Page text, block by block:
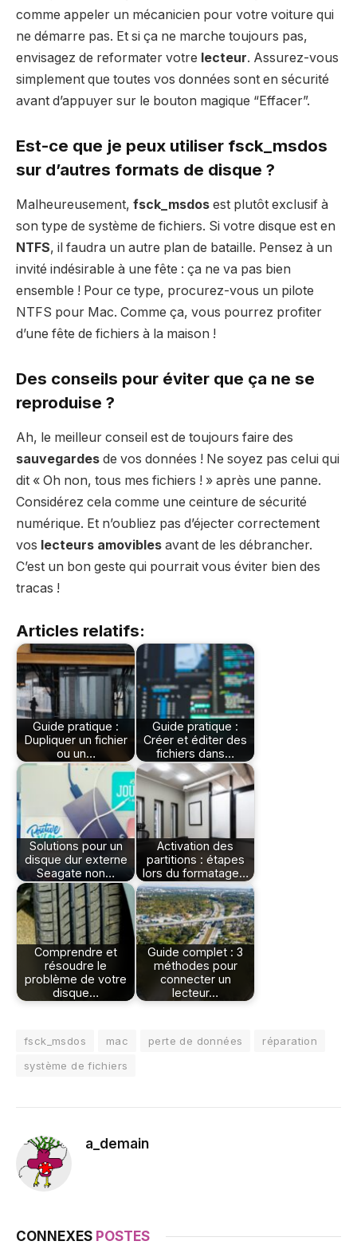
comme appeler un mécanicien pour votre voiture qui
ne démarre pas. Et si ça ne marche toujours pas,
envisagez de reformater votre lecteur. Assurez-vous
simplement que toutes vos données sont en sécurité
avant d’appuyer sur le bouton magique “Effacer”.
Est-ce que je peux utiliser fsck_msdos
sur d’autres formats de disque ?
Malheureusement, fsck_msdos est plutôt exclusif à
son type de système de fichiers. Si votre disque est en
NTFS, il faudra un autre plan de bataille. Pensez à un
invité indésirable à une fête : ça ne va pas bien
ensemble ! Pour ce type, procurez-vous un pilote
NTFS pour Mac. Comme ça, vous pourrez profiter
d’une fête de fichiers à la maison !
Des conseils pour éviter que ça ne se
reproduise ?
Ah, le meilleur conseil est de toujours faire des
sauvegardes de vos données ! Ne soyez pas celui qui
dit « Oh non, tous mes fichiers ! » après une panne.
Considérez cela comme une ceinture de sécurité
numérique. Et n’oubliez pas d’éjecter correctement
vos lecteurs amovibles avant de les débrancher.
C’est un bon geste qui pourrait vous éviter bien des
tracas !
Articles relatifs:
Guide pratique :
Dupliquer un fichier
ou un…
Guide pratique :
Créer et éditer des
fichiers dans…
Solutions pour un
disque dur externe
Seagate non…
Activation des
partitions : étapes
lors du formatage…
Comprendre et
résoudre le
problème de votre
disque…
Guide complet : 3
méthodes pour
connecter un
lecteur…
fsck_msdos mac perte de données
réparation
système de fichiers
a_demain
CONNEXES POSTES